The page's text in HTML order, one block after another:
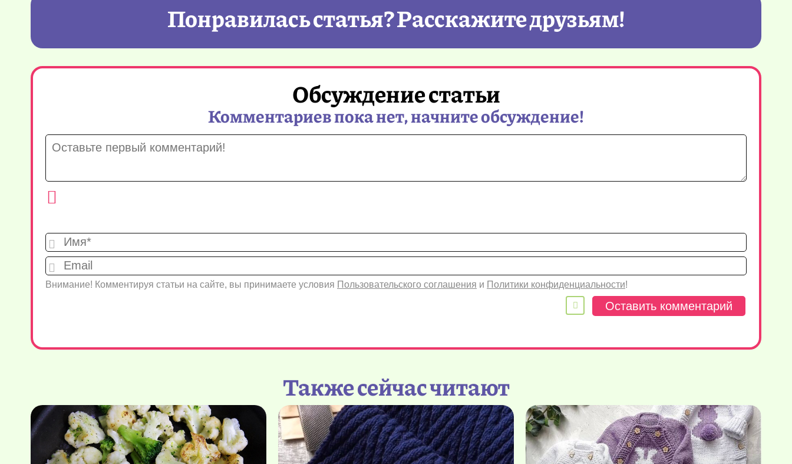
Понравилась статья? Расскажите друзьям!
Обсуждение статьи
Комментариев пока нет, начните обсуждение!
Имя*
Email
Внимание! Комментируя статьи на сайте, вы принимаете условия Пользовательского соглашения и Политики конфиденциальности!
Также сейчас читают